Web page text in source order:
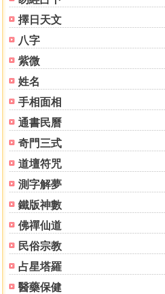
擇日天文
八字
紫微
姓名
手相面相
通書民曆
奇門三式
道壇符咒
測字解夢
鐵版神數
佛禪仙道
民俗宗教
占星塔羅
醫藥保健